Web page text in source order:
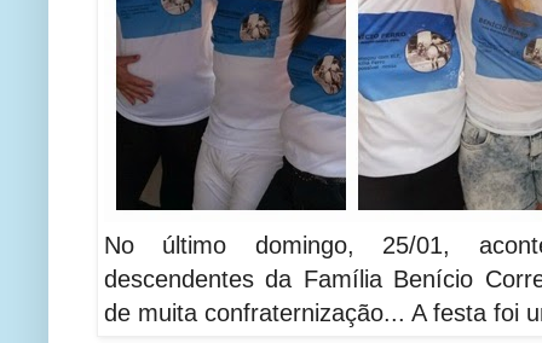
No último domingo, 25/01,
descendentes da Família Benício
de muita confraternização... A festa foi